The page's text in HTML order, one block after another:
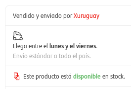
Vendido y enviado porXuruguay
Llega entre el lunes y el viernes.
Envío estándar a todo el país.
Este producto está disponible en stock.